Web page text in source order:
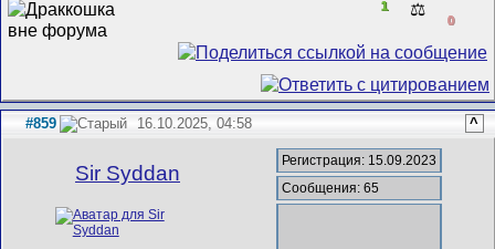
1 ⚖️
0
#859 16.10.2025, 04:58 ^
Sir Syddan
Регистрация: 15.09.2023
Сообщения: 65